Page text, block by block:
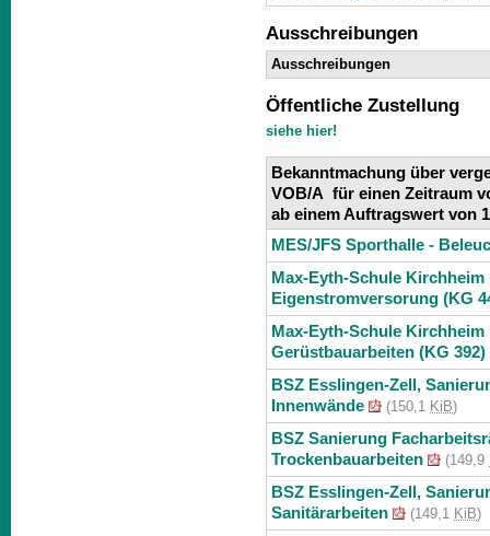
Ausschreibungen
Ausschreibungen
Öffentliche Zustellung
siehe hier!
Bekanntmachung über
VOB/A für einen Zeitraum
ab einem Auftragswert von
MES/JFS Sporthalle -
Max-Eyth-Schule Kirchheim
Eigenstromversorung (KG
Max-Eyth-Schule
Gerüstbauarbeiten (KG 392)
BSZ Esslingen-Zell,
Innenwände
(150,1 KiB)
BSZ Sanierung
Trockenbauarbeiten
(149,9
BSZ Esslingen-Zell,
Sanitärarbeiten
(149,1 KiB)